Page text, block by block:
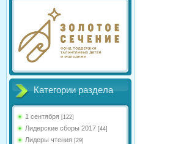
Категории раздела
1 сентября [122]
Лидерские сборы 2017 [44]
Лидеры чтения [29]